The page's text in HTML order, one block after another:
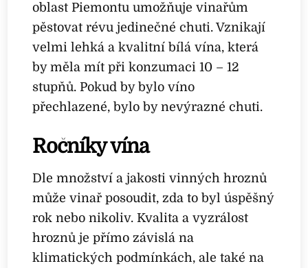
oblast Piemontu umožňuje vinařům
pěstovat révu jedinečné chuti. Vznikají
velmi lehká a kvalitní bílá vína, která
by měla mít při konzumaci 10 – 12
stupňů. Pokud by bylo víno
přechlazené, bylo by nevýrazné chuti.
Ročníky vína
Dle množství a jakosti vinných hroznů
může vinař posoudit, zda to byl úspěšný
rok nebo nikoliv. Kvalita a vyzrálost
hroznů je přímo závislá na
klimatických podmínkách, ale také na